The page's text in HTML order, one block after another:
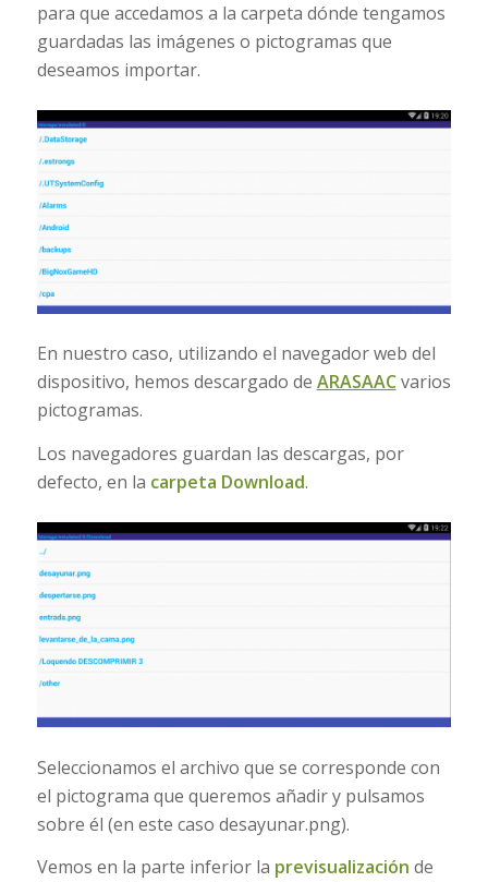
para que accedamos a la carpeta dónde tengamos
guardadas las imágenes o pictogramas que
deseamos importar.
En nuestro caso, utilizando el navegador web del
dispositivo, hemos descargado de ARASAACvarios
pictogramas.
Los navegadores guardan las descargas, por
defecto, en la carpeta Download.
Seleccionamos el archivo que se corresponde con
el pictograma que queremos añadir y pulsamos
sobre él (en este caso desayunar.png).
Vemos en la parte inferior la previsualización de